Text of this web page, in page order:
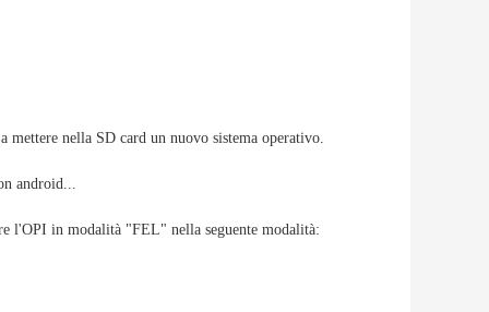
nella SD card un nuovo sistema operativo.
android...
l'OPI in modalità "FEL" nella seguente modalità: